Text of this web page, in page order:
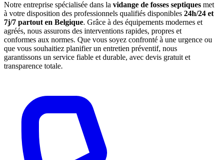
Notre entreprise spécialisée dans la vidange de fosses septiques met
à votre disposition des professionnels qualifiés disponibles 24h/24 et
7j/7 partout en Belgique. Grâce à des équipements modernes et
agréés, nous assurons des interventions rapides, propres et
conformes aux normes. Que vous soyez confronté à une urgence ou
que vous souhaitiez planifier un entretien préventif, nous
garantissons un service fiable et durable, avec devis gratuit et
transparence totale.